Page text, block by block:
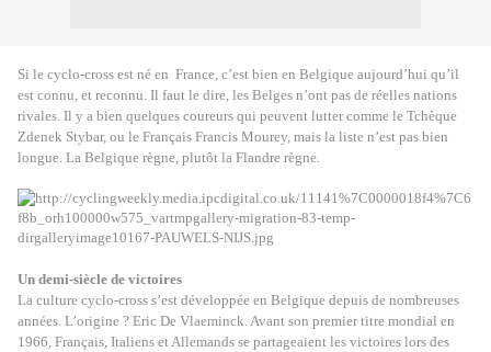
Si le cyclo-cross est né en France, c’est bien en Belgique aujourd’hui qu’il
est connu, et reconnu. Il faut le dire, les Belges n’ont pas de réelles nations
rivales. Il y a bien quelques coureurs qui peuvent lutter comme le Tchèque
Zdenek Stybar, ou le Français Francis Mourey, mais la liste n’est pas bien
longue. La Belgique règne, plutôt la Flandre règne.
Un demi-siècle de victoires
La culture cyclo-cross s’est développée en Belgique depuis de nombreuses
années. L’origine ? Eric De Vlaeminck. Avant son premier titre mondial en
1966, Français, Italiens et Allemands se partageaient les victoires lors des